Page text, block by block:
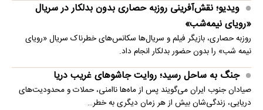
ویدیو؛ نقش‌آفرینی روزبه حصاری بدون بدلکار در سریال
«رویای نیمه‌شب»
روزبه حصاری، بازیگر فیلم و سریال‌ها سکانس‌های خطرناک سریال «رویای
نیمه شب» را بدون حضور بدلکار انجام داد.
جنگ به ساحل رسید؛ روایت جاشوهای غریب دریا
صیادان جنوب ایران می‌گویند پس از ماه‌ها ناامنی، حملات و محدودیت‌های
دریایی، زندگی‌شان بیش از هر زمان دیگری به خطر…